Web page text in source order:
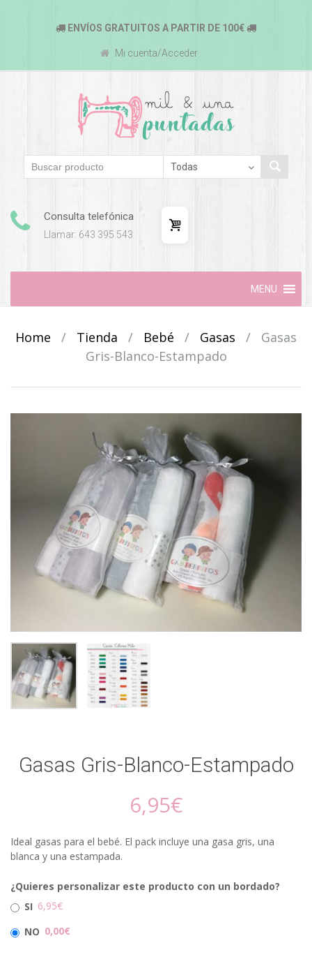
ENVÍOS GRATUITOS A PARTIR DE 100€
Mi cuenta/Acceder
Consulta telefónica
Llamar: 643 395 543
content
MENU
Home / Tienda / Bebé / Gasas /
Gasas
Gris-Blanco-Estampado
Gasas Gris-Blanco-Estampado
6,95€
Ideal gasas para el bebé. El pack incluye una gasa gris, una
blanca y una estampada.
¿Quieres personalizar este producto con un bordado?
SI 6,95€
NO 0,00€